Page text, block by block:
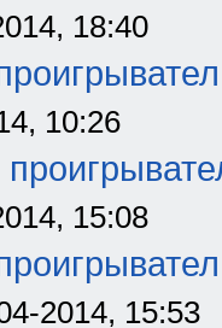
18:40
10:26
15:08
2014, 15:53